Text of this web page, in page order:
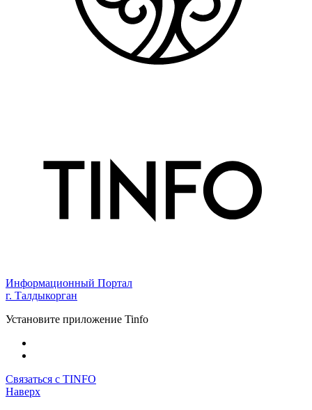
Информационный Портал
г. Талдыкорган
Установите приложение Tinfo
Связаться с TINFO
Наверх